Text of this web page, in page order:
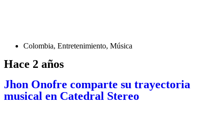
Colombia, Entretenimiento, Música
Hace 2 años
Jhon Onofre comparte su trayectoria
musical en Catedral Stereo